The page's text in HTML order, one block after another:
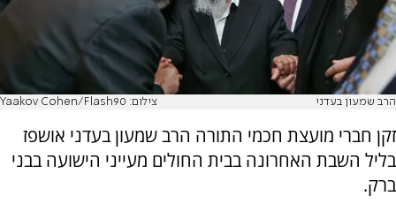
הרב שמעון בעדני צילום: Yaakov Cohen/Flash90
זקן חברי מועצת חכמי התורה הרב שמעון בעדני אושפז
בליל השבת האחרונה בבית החולים מעייני הישועה בבני
ברק.